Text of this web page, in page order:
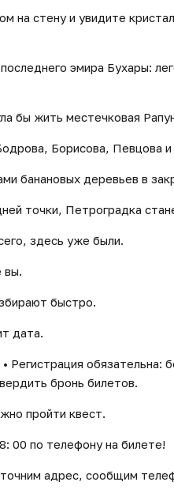
на стену и увидите
эмира Бухары:
бы жить местечковая
Борисова, Певцова
банановых деревьев в
точки, Петроградка
здесь уже были.
вы.
быстро.
дата.
Регистрация
бронь билетов.
пройти квест.
00 по телефону на билете!
адрес, сообщим